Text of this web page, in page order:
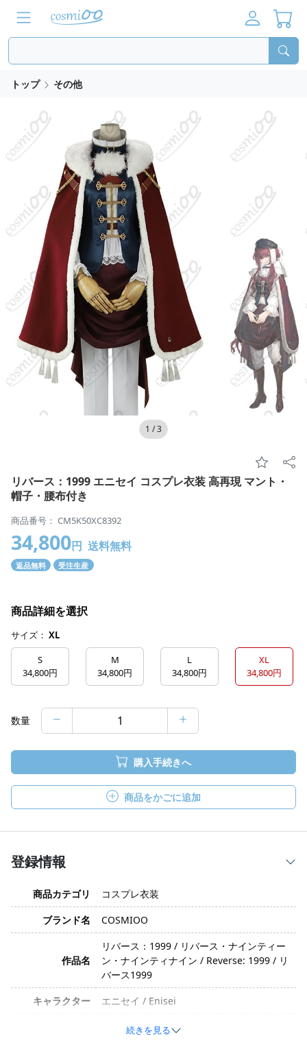
トップ その他
1 /3
リバース：1999 エニセイ コスプレ衣装 高再現 マント・
帽子・腰布付き
商品番号： CM5K50XC8392
34,800円 送料無料
返品無料 受注生産
商品詳細を選択
サイズ： XL
S
34,800円
M
34,800円
L
34,800円
XL
34,800円
数量
購入手続きへ
商品をかごに追加
登録情報
商品カテゴリ
コスプレ衣装
ブランド名
COSMIOO
作品名
リバース：1999 / リバース・ナインティー
ン・ナインティナイン / Reverse: 1999 / リ
バース1999
キャラクター
エニセイ / Enisei
クール・落ち着いた
続きを見る